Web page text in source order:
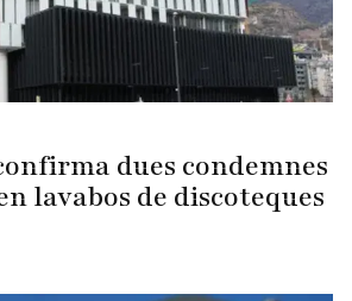
dues condemnes
lavabos de discoteques